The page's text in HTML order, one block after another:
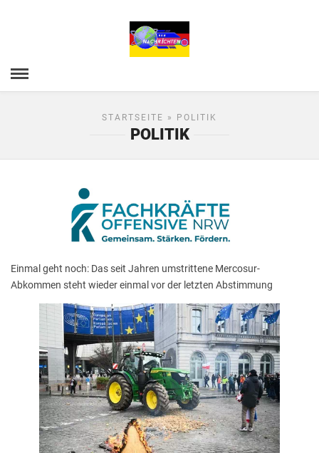
STARTSEITE » POLITIK
POLITIK
Einmal geht noch: Das seit Jahren umstrittene Mercosur-
Abkommen steht wieder einmal vor der letzten Abstimmung